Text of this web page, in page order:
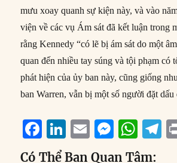
mưu xoay quanh sự kiện này, và vào
viện về các vụ Ám sát đã kết luận trong
rằng Kennedy “có lẽ bị ám sát do một
quan đến nhiều tay súng và tội phạm có
phát hiện của ủy ban này, cũng giống
ban Warren, vẫn bị một số người đặt dấu
F
a
Li
n
E
m
M
e
W
h
T
Có Thể Bạn Quan Tâm: